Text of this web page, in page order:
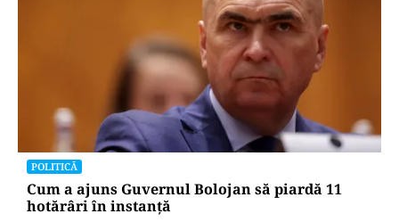
POLITICĂ
Cum a ajuns Guvernul Bolojan să piardă 11
hotărâri în instanță